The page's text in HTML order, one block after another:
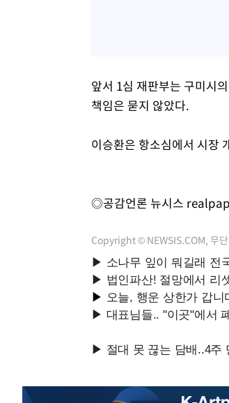
앞서 1심 재판부는 구미시
책임은 묻지 않았다.
이승환은 항소심에서 시장
◎공감언론 뉴시스
Copyright © NEWSIS.COM, 무단